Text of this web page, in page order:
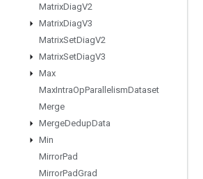
MatrixDiagV2
MatrixDiagV3
MatrixSetDiagV2
MatrixSetDiagV3
Max
MaxIntraOpParallelismDataset
Merge
MergeDedupData
Min
MirrorPad
MirrorPadGrad